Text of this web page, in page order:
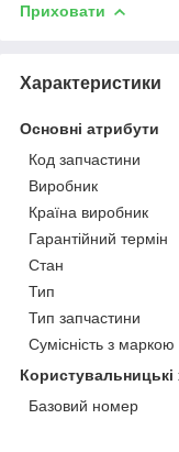
Приховати
Характеристики
Основні атрибути
Код запчастини
Виробник
Країна виробник
Гарантійний термін
Стан
Тип
Тип запчастини
Сумісність з маркою
Користувальницькі
Базовий номер